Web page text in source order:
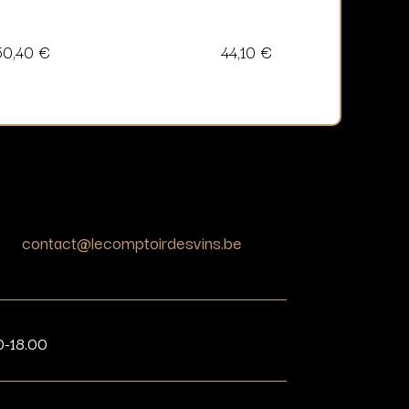
€ 44,10 €
contact@lecomptoirdesvins.be
18.00